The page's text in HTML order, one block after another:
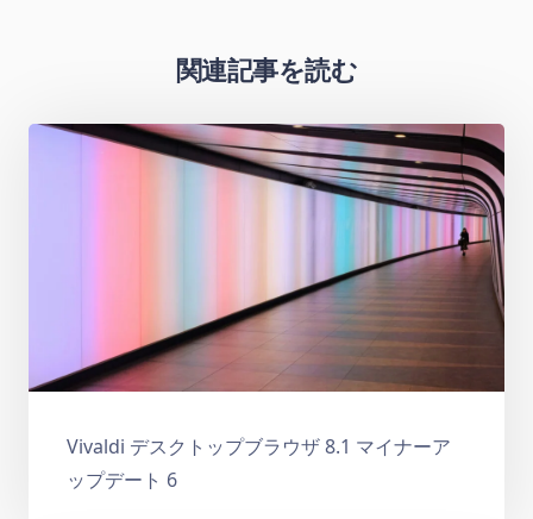
関連記事を読む
Vivaldi デスクトップブラウザ 8.1 マイナーア
ップデート 6